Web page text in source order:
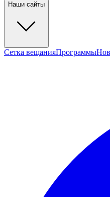
Наши сайты
Сетка вещанияПрограммы